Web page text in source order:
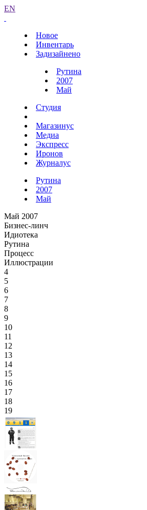
EN
Новое
Инвентарь
Задизайнено
Рутина
2007
Май
Студия
Магазинус
Медиа
Экспресс
Иронов
Журналус
Рутина
2007
Май
Май 2007
Бизнес-линч
Идиотека
Рутина
Процесс
Иллюстрации
4
5
6
7
8
9
10
11
12
13
14
15
16
17
18
19